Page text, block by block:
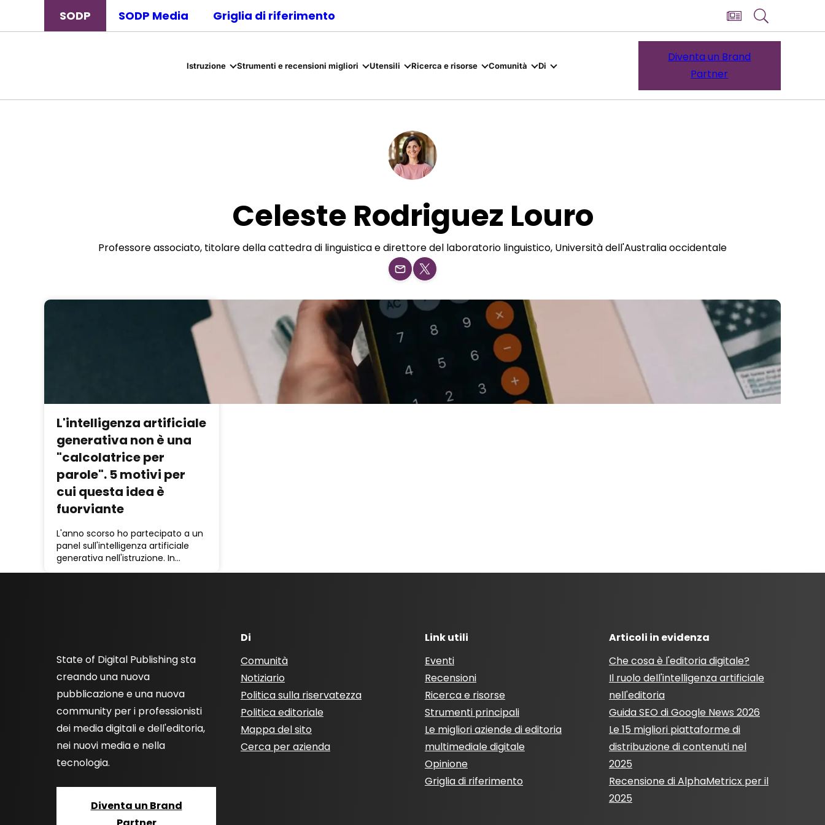
SODP SODP Media Griglia di riferimento
Istruzione Strumenti e recensioni migliori Utensili Ricerca e risorse Comunità Di
Diventa un Brand
Partner
Celeste Rodriguez Louro
Professore associato, titolare della cattedra di linguistica e direttore del laboratorio linguistico, Università dell'Australia occidentale
L'intelligenza artificiale
generativa non è una
"calcolatrice per
parole". 5 motivi per
cui questa idea è
fuorviante
L'anno scorso ho partecipato a un
panel sull'intelligenza artificiale
generativa nell'istruzione. In…
State of Digital Publishing sta
creando una nuova
pubblicazione e una nuova
community per i professionisti
dei media digitali e dell'editoria,
nei nuovi media e nella
tecnologia.
Diventa un Brand
Di
Comunità
Notiziario
Politica sulla riservatezza
Politica editoriale
Mappa del sito
Cerca per azienda
Link utili
Eventi
Recensioni
Ricerca e risorse
Strumenti principali
Le migliori aziende di editoria
multimediale digitale
Opinione
Griglia di riferimento
Articoli in evidenza
Che cosa è l'editoria digitale?
Il ruolo dell'intelligenza artificiale
nell'editoria
Guida SEO di Google News 2026
Le 15 migliori piattaforme di
distribuzione di contenuti nel
2025
Recensione di AlphaMetricx per il
2025